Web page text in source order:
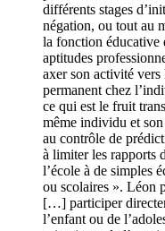
différents stages
négation, ou tout au
la fonction éducative
aptitudes
axer son activité vers
permanent chez
ce qui est le fruit
même individu et
au contrôle de
à limiter les rapports
l’école à de simples
ou scolaires ». Léon
[…] participer
l’enfant ou de